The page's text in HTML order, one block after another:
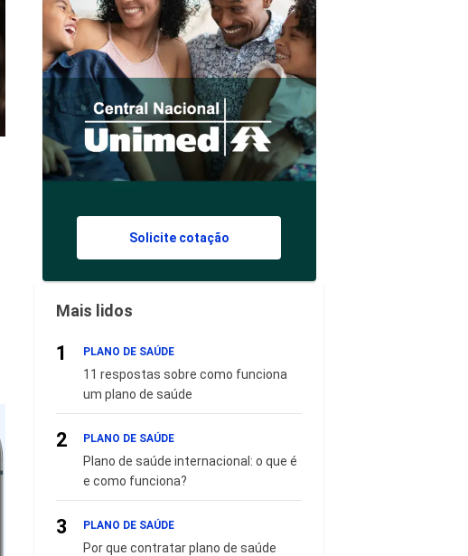
Solicite cotação
Mais lidos
1 PLANO DE SAÚDE
11 respostas sobre como funciona
um plano de saúde
2 PLANO DE SAÚDE
Plano de saúde internacional: o que é
e como funciona?
3 PLANO DE SAÚDE
Por que contratar plano de saúde